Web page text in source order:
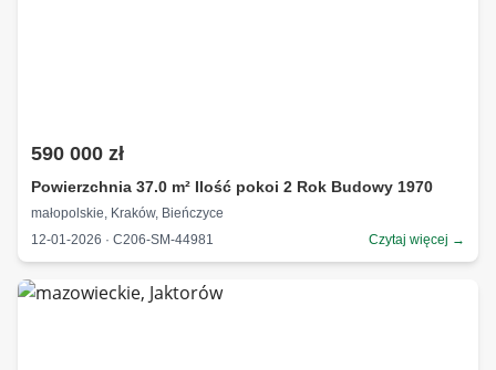
590 000 zł
Powierzchnia 37.0 m² Ilość pokoi 2 Rok Budowy 1970
małopolskie, Kraków, Bieńczyce
12-01-2026 · C206-SM-44981
Czytaj więcej →